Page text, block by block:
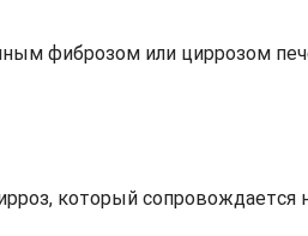
фиброзом или циррозом
который